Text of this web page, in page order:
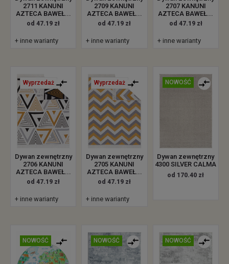
2711 KANUNI
AZTECA BAWEŁ...
od 47.19 zł
+ inne warianty
2709 KANUNI
AZTECA BAWEŁ...
od 47.19 zł
+ inne warianty
2707 KANUNI
AZTECA BAWEŁ...
od 47.19 zł
+ inne warianty
Wyprzedaż
Dywan zewnętrzny
2706 KANUNI
AZTECA BAWEŁ...
od 47.19 zł
+ inne warianty
Wyprzedaż
Dywan zewnętrzny
2705 KANUNI
AZTECA BAWEŁ...
od 47.19 zł
+ inne warianty
NOWOŚĆ
Dywan zewnętrzny
4300 SILVER CALMA
od 170.40 zł
NOWOŚĆ NOWOŚĆ NOWOŚĆ